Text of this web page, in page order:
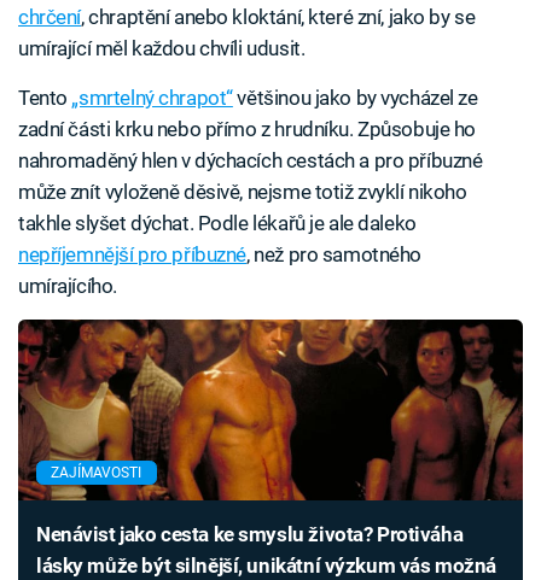
chrčení, chraptění anebo kloktání, které zní, jako by se
umírající měl každou chvíli udusit.
Tento „smrtelný chrapot“většinou jako by vycházel ze
zadní části krku nebo přímo z hrudníku. Způsobuje ho
nahromaděný hlen v dýchacích cestách a pro příbuzné
může znít vyloženě děsivě, nejsme totiž zvyklí nikoho
takhle slyšet dýchat. Podle lékařů je ale daleko
nepříjemnější pro příbuzné, než pro samotného
umírajícího.
ZAJÍMAVOSTI
Nenávist jako cesta ke smyslu života? Protiváha
lásky může být silnější, unikátní výzkum vás možná